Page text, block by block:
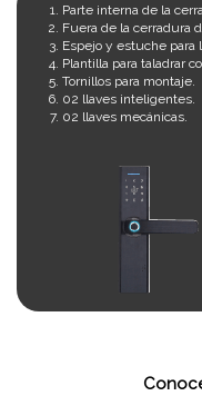
Parte interna de la
Fuera de la cerradura
Espejo y estuche para
Plantilla para taladrar
Tornillos para montaje.
02 llaves inteligentes.
02 llaves mecánicas.